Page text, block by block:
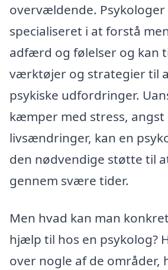
overvældende. Psykologer
specialiseret i at forstå
adfærd og følelser og kan
værktøjer og strategier til
psykiske udfordringer.
kæmper med stress, angst
livsændringer, kan en
den nødvendige støtte til
gennem svære tider.
Men hvad kan man
hjælp til hos en psykolog?
over nogle af de områder,